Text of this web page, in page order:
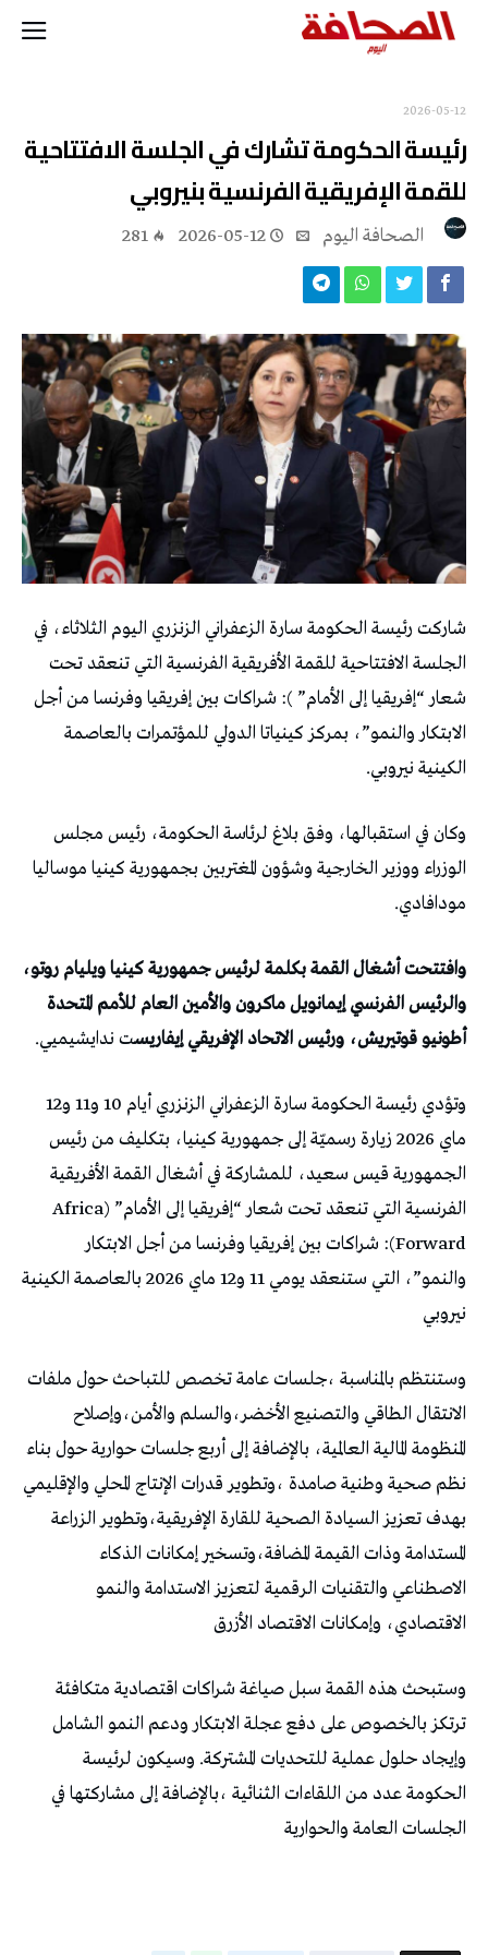
2026-05-12
رئيسة الحكومة تشارك في الجلسة الافتتاحية
للقمة الإفريقية الفرنسية بنيروبي
2026-05-12
281
شاركت رئيسة الحكومة سارة الزعفراني الزنزري اليوم الثلاثاء، في
الجلسة الافتتاحية للقمة الأفريقية الفرنسية التي تنعقد تحت
شعار “إفريقيا إلى الأمام” ): شراكات بين إفريقيا وفرنسا من أجل
الابتكار والنمو”، بمركز كينياتا الدولي للمؤتمرات بالعاصمة
الكينية نيروبي.
وكان في استقبالها، وفق بلاغ لرئاسة الحكومة، رئيس مجلس
الوزراء ووزير الخارجية وشؤون المغتربين بجمهورية كينيا موساليا
مودافادي.
وافتتحت أشغال القمة بكلمة لرئيس جمهورية كينيا ويليام روتو،
والرئيس الفرنسي إيمانويل ماكرون والأمين العام للأمم المتحدة
أطونيو قوتيريش، ورئيس الاتحاد الإفريقي إيفاريست ندايشيميي.
وتؤدي رئيسة الحكومة سارة الزعفراني الزنزري أيام 10 و11 و12
ماي 2026 زيارة رسميّة إلى جمهورية كينيا، بتكليف من رئيس
الجمهورية قيس سعيد، للمشاركة في أشغال القمة الأفريقية
الفرنسية التي تنعقد تحت شعار “إفريقيا إلى الأمام” (Africa
Forward): شراكات بين إفريقيا وفرنسا من أجل الابتكار
والنمو”، التي ستنعقد يومي 11 و12 ماي 2026 بالعاصمة الكينية
نيروبي
وستنتظم بالمناسبة ،جلسات عامة تخصص للتباحث حول ملفات
الانتقال الطاقي والتصنيع الأخضر،والسلم والأمن،وإصلاح
المنظومة المالية العالمية، بالإضافة إلى أربع جلسات حوارية حول بناء
نظم صحية وطنية صامدة ،وتطوير قدرات الإنتاج المحلي والإقليمي
بهدف تعزيز السيادة الصحية للقارة الإفريقية،وتطوير الزراعة
المستدامة وذات القيمة المضافة،وتسخير إمكانات الذكاء
الاصطناعي والتقنيات الرقمية لتعزيز الاستدامة والنمو
الاقتصادي، وإمكانات الاقتصاد الأزرق
وستبحث هذه القمة سبل صياغة شراكات اقتصادية متكافئة
ترتكز بالخصوص على دفع عجلة الابتكار ودعم النمو الشامل
وإيجاد حلول عملية للتحديات المشتركة. وسيكون لرئيسة
الحكومة عدد من اللقاءات الثنائية ،بالإضافة إلى مشاركتها في
الجلسات العامة والحوارية